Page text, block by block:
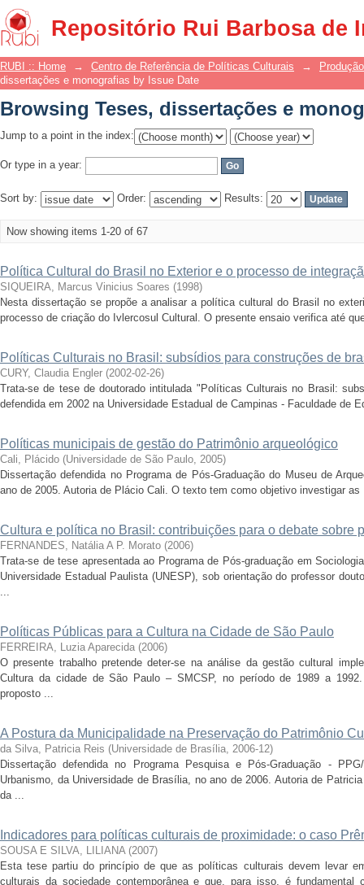
Repositório Rui Barbosa de
Browsing Teses, dissertações e
RUBI :: Home → Centro de Referência de Políticas Culturais →
dissertações e monografias by Issue Date
Browsing Teses, dissertações e
Jump to a point in the index:
Or type in a year:
Sort by: Order: Results:
Now showing items 1-20 of 67
Política Cultural do Brasil no Exterior e o processo de
SIQUEIRA, Marcus Vinicius Soares (1998)
Nesta dissertação se propõe a analisar a política cultural do Brasil no
processo de criação do Ivlercosul Cultural. O presente ensaio verifica até
Políticas Culturais no Brasil: subsídios para construções de
CURY, Claudia Engler (2002-02-26)
Trata-se de tese de doutorado intitulada "Políticas Culturais no Brasil:
defendida em 2002 na Universidade Estadual de Campinas - Faculdade de
Políticas municipais de gestão do Patrimônio arqueológico
Cali, Plácido (Universidade de São Paulo, 2005)
Dissertação defendida no Programa de Pós-Graduação do Museu de
ano de 2005. Autoria de Plácio Cali. O texto tem como objetivo investigar
Cultura e política no Brasil: contribuições para o debate sobre
FERNANDES, Natália A P. Morato (2006)
Trata-se de tese apresentada ao Programa de Pós-graduação em
Universidade Estadual Paulista (UNESP), sob orientação do professor
...
Políticas Públicas para a Cultura na Cidade de São Paulo
FERREIRA, Luzia Aparecida (2006)
O presente trabalho pretende deter-se na análise da gestão cultural
Cultura da cidade de São Paulo – SMCSP, no período de 1989 a
proposto ...
A Postura da Municipalidade na Preservação do Patrimônio
da Silva, Patricia Reis (Universidade de Brasília, 2006-12)
Dissertação defendida no Programa Pesquisa e Pós-Graduação -
Urbanismo, da Universidade de Brasília, no ano de 2006. Autoria de
da ...
Indicadores para políticas culturais de proximidade: o caso
SOUSA E SILVA, LILIANA (2007)
Esta tese partiu do princípio de que as políticas culturais devem levar
culturais da sociedade contemporânea e que, para isso, é fundamental